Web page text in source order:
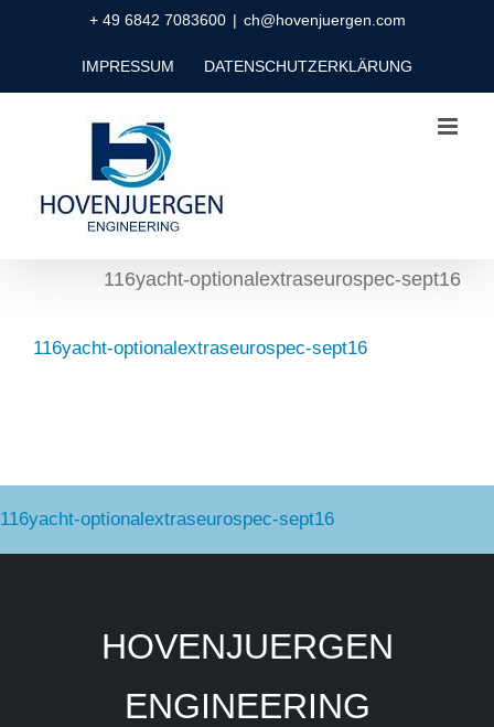
+ 49 6842 7083600 | ch@hovenjuergen.com
IMPRESSUM DATENSCHUTZERKLÄRUNG
116yacht-optionalextraseurospec-sept16
116yacht-optionalextraseurospec-sept16
116yacht-optionalextraseurospec-sept16
HOVENJUERGEN
ENGINEERING